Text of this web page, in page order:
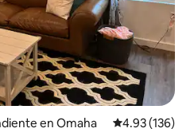
en Omaha Calificación
4.93 (136)